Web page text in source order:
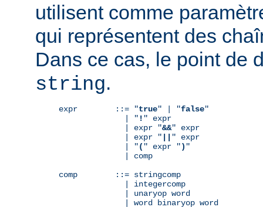
utilisent comme
qui représentent des
Dans ce cas, le point de
string.
expr        ::= "true" | "false"
              | "
! " expr
              | expr "
&&" expr
              | expr "
" expr
              | "
( " expr ") "
              | comp
comp        ::= stringcomp
              | integercomp
              | unaryop word
              | word binaryop word